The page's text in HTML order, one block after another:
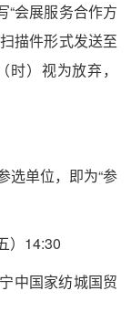
“会展服务合作方
描件形式发送至
时）视为放弃，
选单位，即为“参
） 14:30
中国家纺城国贸